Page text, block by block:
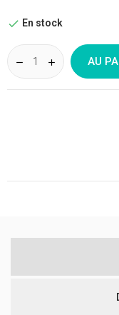
 En stock
AU